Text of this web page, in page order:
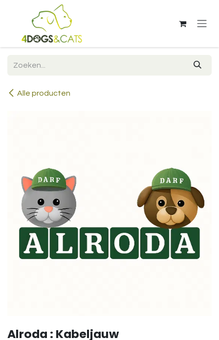
Overslaan naar inhoud
Alle producten
Alroda : Kabeljauw